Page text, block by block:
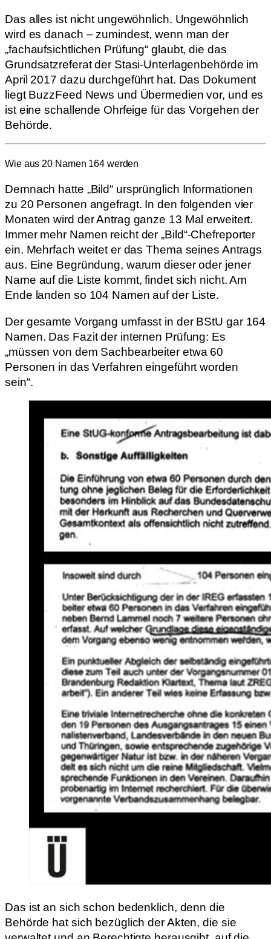
Das alles ist nicht ungewöhnlich. Ungewöhnlich
wird es danach – zumindest, wenn man der
„fachaufsichtlichen Prüfung“ glaubt, die das
Grundsatzreferat der Stasi-Unterlagenbehörde im
April 2017 dazu durchgeführt hat. Das Dokument
liegt BuzzFeed News und Übermedien vor, und es
ist eine schallende Ohrfeige für das Vorgehen der
Behörde.
Wie aus 20 Namen 164 werden
Demnach hatte „Bild“ ursprünglich Informationen
zu 20 Personen angefragt. In den folgenden vier
Monaten wird der Antrag ganze 13 Mal erweitert.
Immer mehr Namen reicht der „Bild“-Chefreporter
ein. Mehrfach weitet er das Thema seines Antrags
aus. Eine Begründung, warum dieser oder jener
Name auf die Liste kommt, findet sich nicht. Am
Ende landen so 104 Namen auf der Liste.
Der gesamte Vorgang umfasst in der BStU gar 164
Namen. Das Fazit der internen Prüfung: Es
„müssen von dem Sachbearbeiter etwa 60
Personen in das Verfahren eingeführt worden
sein“.
Das ist an sich schon bedenklich, denn die
Behörde hat sich bezüglich der Akten, die sie